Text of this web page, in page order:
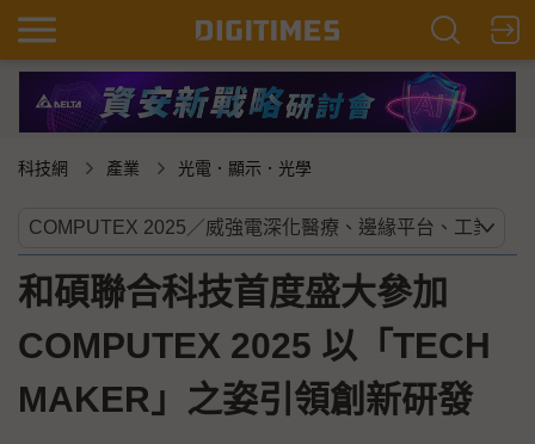
科技網 產業 光電．顯示．光學
和碩聯合科技首度盛大參加
COMPUTEX 2025 以「TECH
MAKER」之姿引領創新研發